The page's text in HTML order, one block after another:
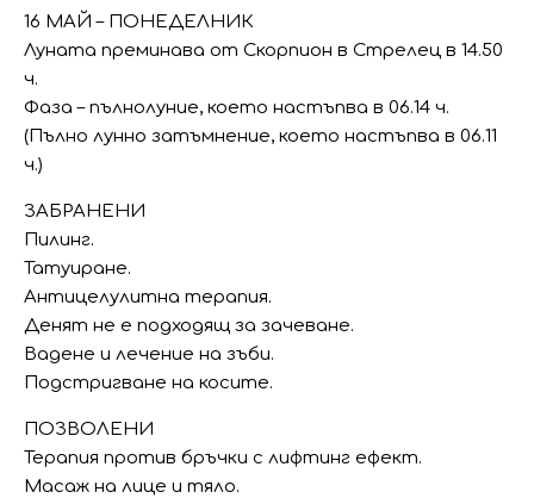
16 МАЙ – ПОНЕДЕЛНИК
Луната преминава от Скорпион в Стрелец в 14.50
ч.
Фаза – пълнолуние, което настъпва в 06.14 ч.
(Пълно лунно затъмнение, което настъпва в 06.11
ч.)
ЗАБРАНЕНИ
Пилинг.
Татуиране.
Антицелулитна терапия.
Денят не е подходящ за зачеване.
Вадене и лечение на зъби.
Подстригване на косите.
ПОЗВОЛЕНИ
Терапия против бръчки с лифтинг ефект.
Масаж на лице и тяло.